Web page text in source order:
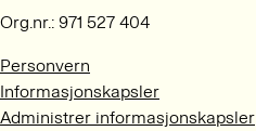
Org.nr.: 971 527 404
Personvern
Informasjonskapsler
Administrer informasjonskapsler